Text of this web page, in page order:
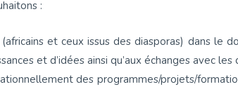
:
et ceux issus des diasporas) dans le
et d’idées ainsi qu’aux échanges avec les
des programmes/projets/